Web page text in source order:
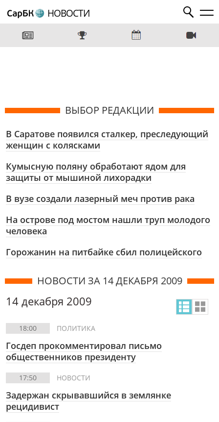
НОВОСТИ
ВЫБОР РЕДАКЦИИ
В Саратове появился сталкер, преследующий
женщин с колясками
Кумысную поляну обработают ядом для
защиты от мышиной лихорадки
В вузе создали лазерный меч против рака
На острове под мостом нашли труп молодого
человека
Горожанин на питбайке сбил полицейского
НОВОСТИ ЗА 14 ДЕКАБРЯ 2009
14 декабря 2009
18:00 ПОЛИТИКА
Госдеп прокомментировал письмо
общественников президенту
17:50 НОВОСТИ
Задержан скрывавшийся в землянке
рецидивист